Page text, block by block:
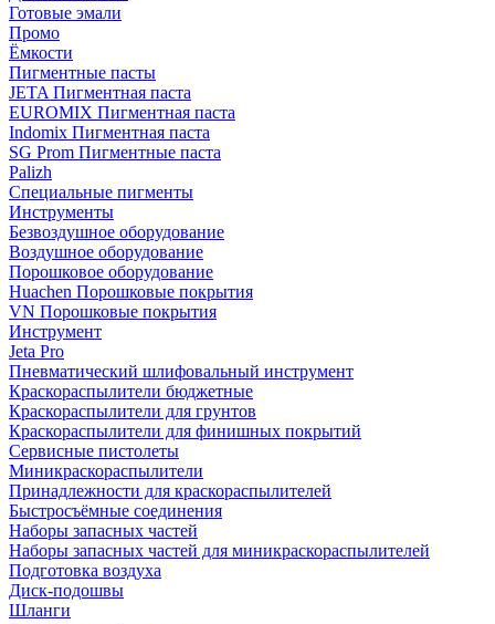
Готовые эмали
Промо
Ёмкости
Пигментные пасты
JETA Пигментная паста
EUROMIX Пигментная паста
Indomix Пигментная паста
SG Prom Пигментные паста
Palizh
Специальные пигменты
Инструменты
Безвоздушное оборудование
Воздушное оборудование
Порошковое оборудование
Huachen Порошковые покрытия
VN Порошковые покрытия
Инструмент
Jeta Pro
Пневматический шлифовальный инструмент
Краскораспылители бюджетные
Краскораспылители для грунтов
Краскораспылители для финишных покрытий
Сервисные пистолеты
Миникраскораспылители
Принадлежности для краскораспылителей
Быстросъёмные соединения
Наборы запасных частей
Наборы запасных частей для миникраскораспылителей
Подготовка воздуха
Диск-подошвы
Шланги